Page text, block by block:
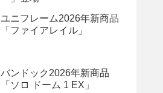
ユニフレーム2026年新商品
「ファイアレイル」
バンドック2026年新商品
「ソロ ドーム 1 EX」